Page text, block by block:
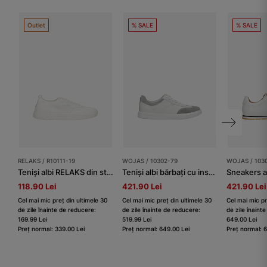
Outlet
RELAKS / R10111-19
Teniși albi RELAKS din stofă
118.90 Lei
Cel mai mic preț din ultimele 30
de zile înainte de reducere:
169.99 Lei
Preț normal: 339.00 Lei
% SALE
WOJAS / 10302-79
Teniși albi bărbați cu inserții gri
421.90 Lei
Cel mai mic preț din ultimele 30
de zile înainte de reducere:
519.99 Lei
Preț normal: 649.00 Lei
% SALE
WOJAS /
421.90 Lei
Cel mai mic
de zile
649.00 Lei
Preț normal: